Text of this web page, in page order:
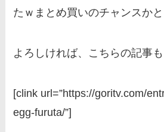
たｗまとめ買いのチャンスか
よろしければ、こちらの記事
[clink url=”https://goritv.com/
egg-furuta/”]